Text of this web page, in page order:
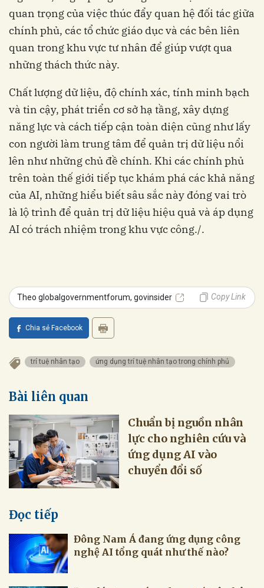
quan trọng của việc thúc đẩy quan hệ đối tác giữa
chính phủ, các tổ chức giáo dục và các bên liên
quan trong khu vực tư nhân để giúp vượt qua
những thách thức này.
Chất lượng dữ liệu, độ chính xác, tính minh bạch
và tin cậy, phát triển cơ sở hạ tầng, xây dựng
năng lực và cách tiếp cận toàn diện cũng như lấy
con người làm trung tâm để quản trị dữ liệu nổi
lên như những chủ đề chính. Khi các chính phủ
trên toàn thế giới tiếp tục khám phá các khả năng
của AI, những hiểu biết sâu sắc này đóng vai trò
là lộ trình để quản trị dữ liệu hiệu quả và áp dụng
AI có trách nhiệm trong khu vực công./.
Theo globalgovernmentforum, govinsider Copy Link
Chia sẻ Facebook
trí tuệ nhân tạo ứng dụng trí tuệ nhân tạo trong chính phủ
Bài liên quan
Chuẩn bị nguồn nhân
lực cho nghiên cứu và
ứng dụng AI vào
chuyển đổi số
Đọc tiếp
Đông Nam Á đang ứng dụng công
nghệ AI tổng quát như thế nào?